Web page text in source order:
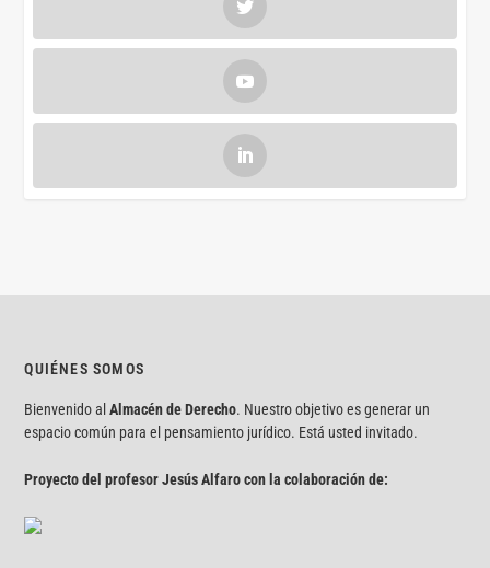
QUIÉNES SOMOS
Bienvenido alAlmacén de Derecho. Nuestro objetivo es generar un
espacio común para el pensamiento jurídico. Está usted invitado.
Proyecto del profesor Jesús Alfaro con la colaboración de: